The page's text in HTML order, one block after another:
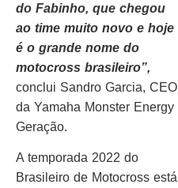
do Fabinho, que chegou
ao time muito novo e hoje
é o grande nome do
motocross brasileiro”,
conclui Sandro Garcia, CEO
da Yamaha Monster Energy
Geração.
A temporada 2022 do
Brasileiro de Motocross está